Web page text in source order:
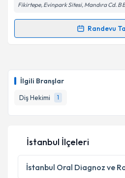
İlgili Branşlar
Diş Hekimi
1
Fikirtepe, Evinpark Sitesi, Mandıra Cd. B
Randevu
Randevu Takvimi Talebi
takvim hazırlandığında e-
E-posta Adresiniz
Kişisel verilerimin
Metni
'ni okudum ve
kapsamda işlenmesini
İstanbul İlçeleri
İstanbul Oral Diagnoz ve